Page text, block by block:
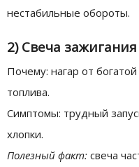
нестабильные обороты.
2) Свеча зажигания
Почему: нагар от
топлива.
Симптомы: трудный
хлопки.
Полезный факт: свеча